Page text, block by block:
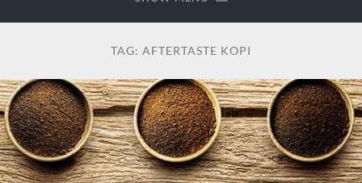
TAG: AFTERTASTE KOPI